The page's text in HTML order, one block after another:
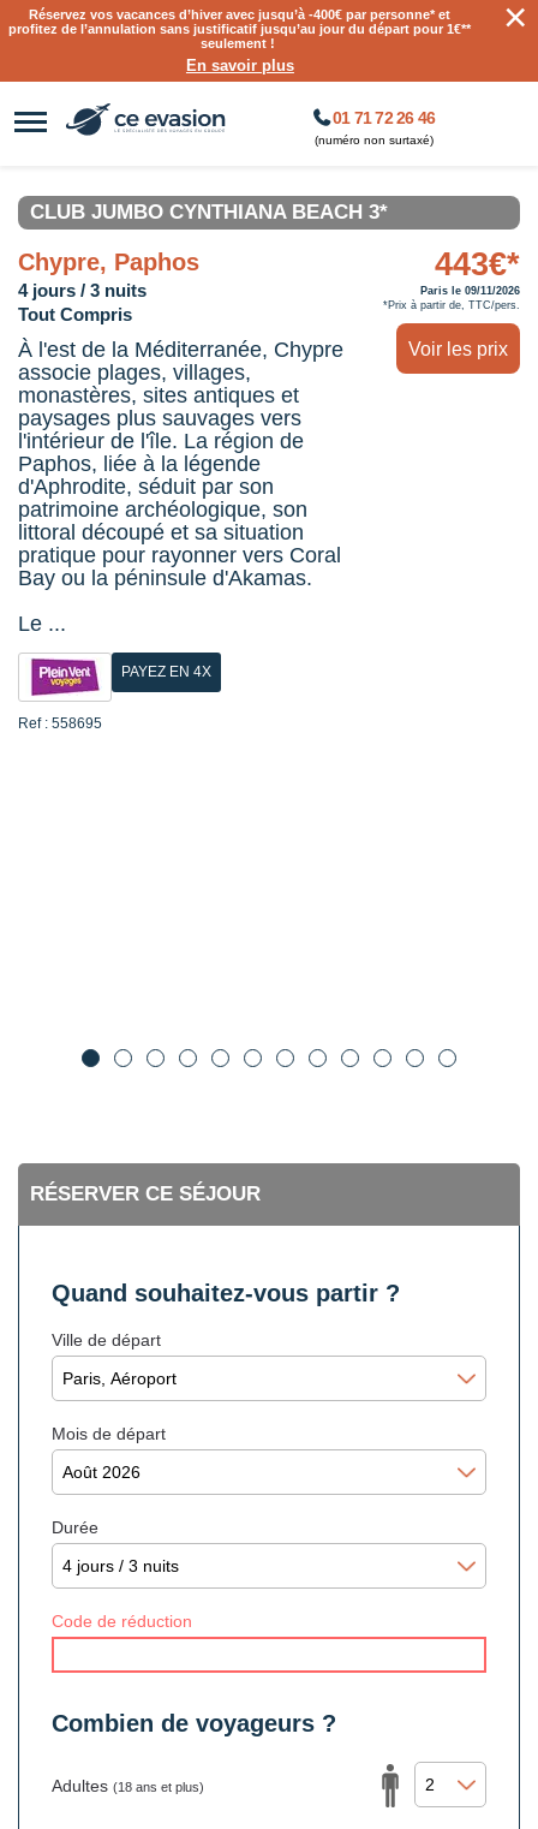
Réservez vos vacances d’hiver avec jusqu’à-400€ par personne* et
profitez de l’annulation sans justificatif jusqu’au jour du départ pour 1€**
seulement !
En savoir plus
×
01 71 72 26 46
(numéro non surtaxé)
CLUB JUMBO CYNTHIANA BEACH 3*
Chypre, Paphos
4 jours / 3 nuits
Tout Compris
À l'est de la Méditerranée, Chypre
associe plages, villages,
monastères, sites antiques et
paysages plus sauvages vers
l'intérieur de l'île. La région de
Paphos, liée à la légende
d'Aphrodite, séduit par son
patrimoine archéologique, son
littoral découpé et sa situation
pratique pour rayonner vers Coral
Bay ou la péninsule d'Akamas.
Le ...
PAYEZ EN 4X
Ref : 558695
443€*
Paris le 09/11/2026
*Prix à partir de, TTC/pers.
Voir les prix
RÉSERVER CE SÉJOUR
Quand souhaitez-vous partir ?
Ville de départ
Mois de départ
Durée
Code de réduction
Combien de voyageurs ?
Adultes (18 ans et plus)